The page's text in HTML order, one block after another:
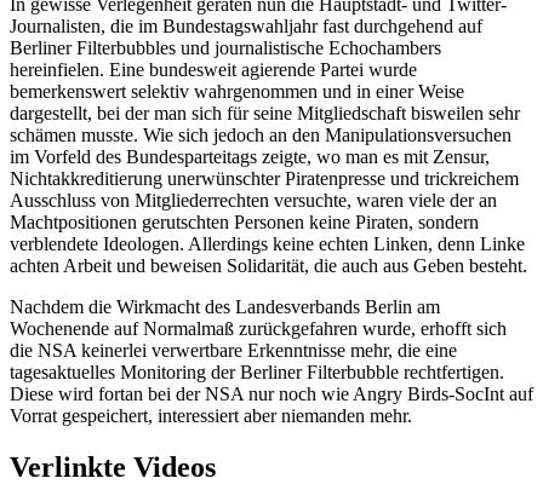
Journalisten, die im Bundestagswahljahr fast durchgehend auf
Berliner Filterbubbles und journalistische Echochambers
hereinfielen. Eine bundesweit agierende Partei wurde
bemerkenswert selektiv wahrgenommen und in einer Weise
dargestellt, bei der man sich für seine Mitgliedschaft bisweilen sehr
schämen musste. Wie sich jedoch an den Manipulationsversuchen
im Vorfeld des Bundesparteitags zeigte, wo man es mit Zensur,
Nichtakkreditierung unerwünschter Piratenpresse und trickreichem
Ausschluss von Mitgliederrechten versuchte, waren viele der an
Machtpositionen gerutschten Personen keine Piraten, sondern
verblendete Ideologen. Allerdings keine echten Linken, denn Linke
achten Arbeit und beweisen Solidarität, die auch aus Geben besteht.
Nachdem die Wirkmacht des Landesverbands Berlin am
Wochenende auf Normalmaß zurückgefahren wurde, erhofft sich
die NSA keinerlei verwertbare Erkenntnisse mehr, die eine
tagesaktuelles Monitoring der Berliner Filterbubble rechtfertigen.
Diese wird fortan bei der NSA nur noch wie Angry Birds-SocInt auf
Vorrat gespeichert, interessiert aber niemanden mehr.
Verlinkte Videos